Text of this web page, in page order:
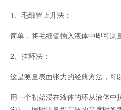
1、毛细管上升法：
简单，将毛细管插入液体中即可测
2、挂环法：
这是测量表面张力的经典方法，可
用一个初始浸在液体的环从液体